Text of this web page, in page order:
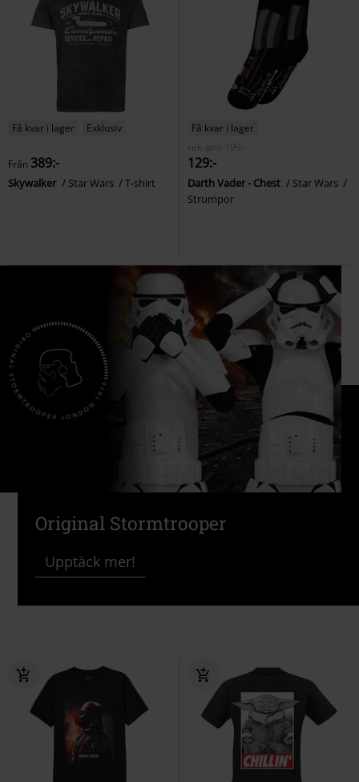
Få kvar i lager Exklusiv
Från 389:-
Skywalker Star Wars T-shirt
Få kvar i lager
rek-pris
199:-
129:-
Darth Vader - Chest
Star Wars
Strumpor
Original Stormtrooper
Upptäck mer!